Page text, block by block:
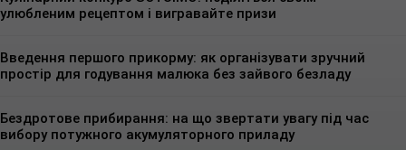
улюбленим рецептом і вигравайте призи
Введення першого прикорму: як організувати зручний
простір для годування малюка без зайвого безладу
Бездротове прибирання: на що звертати увагу під час
вибору потужного акумуляторного приладу